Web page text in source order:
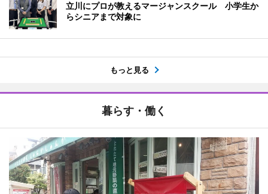
立川にプロが教えるマージャンスクール 小学生か
らシニアまで対象に
もっと見る
暮らす・働く